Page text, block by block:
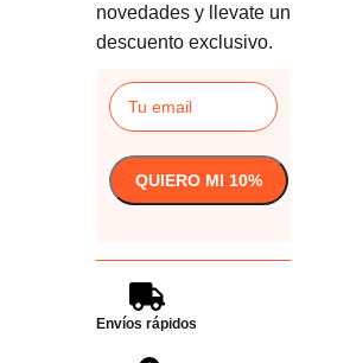
novedades y llevate un
descuento exclusivo.
Envíos rápidos